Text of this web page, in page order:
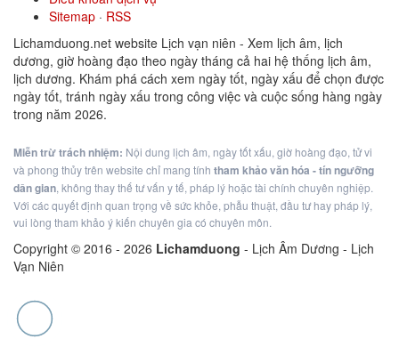
Sitemap · RSS
Lichamduong.net website Lịch vạn niên - Xem lịch âm, lịch
dương, giờ hoàng đạo theo ngày tháng cả hai hệ thống lịch âm,
lịch dương. Khám phá cách xem ngày tốt, ngày xấu để chọn được
ngày tốt, tránh ngày xấu trong công việc và cuộc sống hàng ngày
trong năm 2026.
Miễn trừ trách nhiệm: Nội dung lịch âm, ngày tốt xấu, giờ hoàng đạo, tử vi
và phong thủy trên website chỉ mang tính tham khảo văn hóa - tín ngưỡng
dân gian, không thay thế tư vấn y tế, pháp lý hoặc tài chính chuyên nghiệp.
Với các quyết định quan trọng về sức khỏe, phẫu thuật, đầu tư hay pháp lý,
vui lòng tham khảo ý kiến chuyên gia có chuyên môn.
Copyright © 2016 - 2026 Lichamduong - Lịch Âm Dương - Lịch
Vạn Niên